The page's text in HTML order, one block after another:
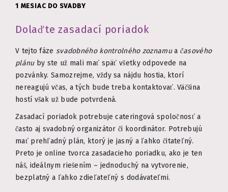
1 MESIAC DO SVADBY
Dolaďte zasadací poriadok
V tejto fáze svadobného kontrolného zoznamua časového
plánuby ste už mali mať späť všetky odpovede na
pozvánky. Samozrejme, vždy sa nájdu hostia, ktorí
nereagujú včas, a tých bude treba kontaktovať. Väčšina
hostí však už bude potvrdená.
Zasadací poriadok potrebuje cateringová spoločnosť a
často aj svadobný organizátor či koordinátor. Potrebujú
mať prehľadný plán, ktorý je jasný a ľahko čitateľný.
Preto je online tvorca zasadacieho poriadku, ako je ten
náš, ideálnym riešením – jednoduchý na vytvorenie,
bezplatný a ľahko zdieľateľný s dodávateľmi.